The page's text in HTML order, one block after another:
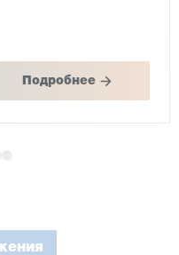
Подробнее